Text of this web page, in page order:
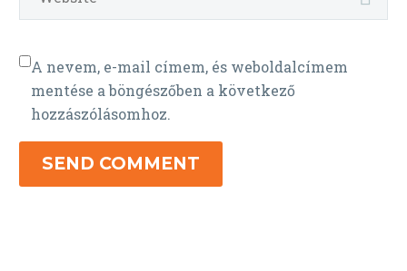
A nevem, e-mail címem, és weboldalcímem
mentése a böngészőben a következő
hozzászólásomhoz.
SEND COMMENT